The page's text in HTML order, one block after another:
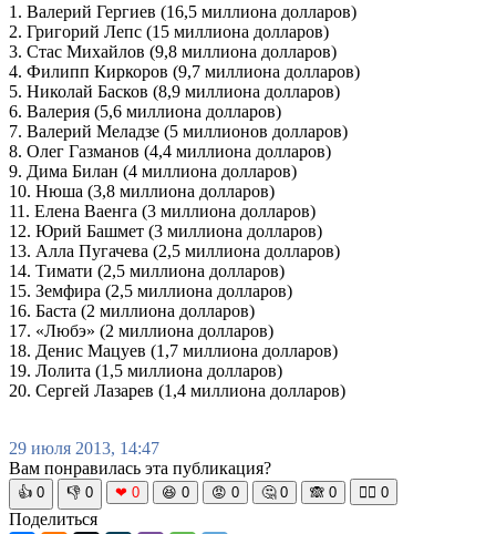
1. Валерий Гергиев (16,5 миллиона долларов)
2. Григорий Лепс (15 миллиона долларов)
3. Стас Михайлов (9,8 миллиона долларов)
4. Филипп Киркоров (9,7 миллиона долларов)
5. Николай Басков (8,9 миллиона долларов)
6. Валерия (5,6 миллиона долларов)
7. Валерий Меладзе (5 миллионов долларов)
8. Олег Газманов (4,4 миллиона долларов)
9. Дима Билан (4 миллиона долларов)
10. Нюша (3,8 миллиона долларов)
11. Елена Ваенга (3 миллиона долларов)
12. Юрий Башмет (3 миллиона долларов)
13. Алла Пугачева (2,5 миллиона долларов)
14. Тимати (2,5 миллиона долларов)
15. Земфира (2,5 миллиона долларов)
16. Баста (2 миллиона долларов)
17. «Любэ» (2 миллиона долларов)
18. Денис Мацуев (1,7 миллиона долларов)
19. Лолита (1,5 миллиона долларов)
20. Сергей Лазарев (1,4 миллиона долларов)
29 июля 2013, 14:47
Вам понравилась эта публикация?
👍 0 👎 0 ❤ 0 😆 0 😡 0 🤔 0 🙈 0 🧘‍♀️ 0
Поделиться